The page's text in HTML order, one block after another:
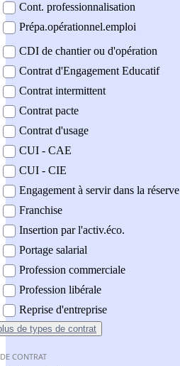
Cont. professionnalisation
Prépa.opérationnel.emploi
CDI de chantier ou d'opération
Contrat d'Engagement Educatif
Contrat intermittent
Contrat pacte
Contrat d'usage
CUI - CAE
CUI - CIE
Engagement à servir dans la réserve
Franchise
Insertion par l'activ.éco.
Portage salarial
Profession commerciale
Profession libérale
Reprise d'entreprise
de types de contrat
CONTRAT